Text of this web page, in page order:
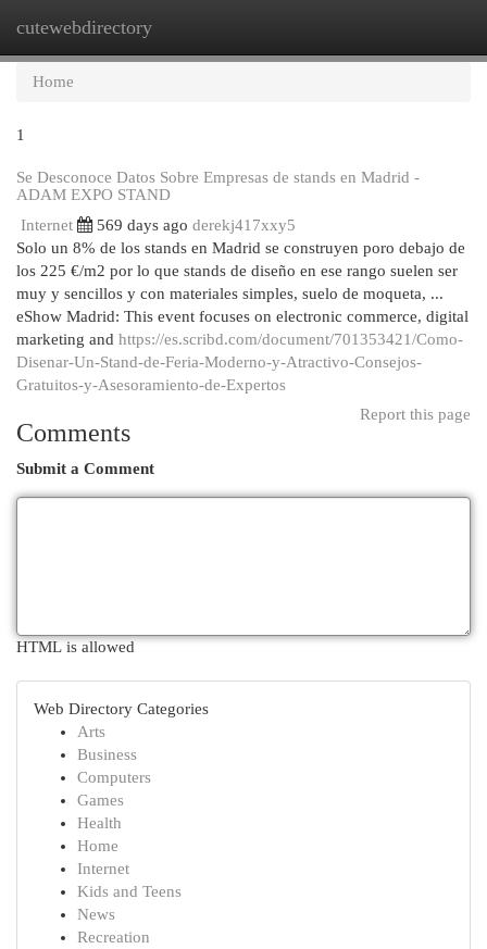
cutewebdirectory
Home
1
Se Desconoce Datos Sobre Empresas de stands en Madrid -
ADAM EXPO STAND
Internet
569 days ago derekj417xxy5
Solo un 8% de los stands en Madrid se construyen poro debajo de
los 225 €/m2 por lo que stands de diseño en ese rango suelen ser
muy y sencillos y con materiales simples, suelo de moqueta, ...
eShow Madrid: This event focuses on electronic commerce, digital
marketing and https://es.scribd.com/document/701353421/Como-
Disenar-Un-Stand-de-Feria-Moderno-y-Atractivo-Consejos-
Gratuitos-y-Asesoramiento-de-Expertos
Report this page
Comments
Submit a Comment
HTML is allowed
Web Directory Categories
Arts
Business
Computers
Games
Health
Home
Internet
Kids and Teens
News
Recreation